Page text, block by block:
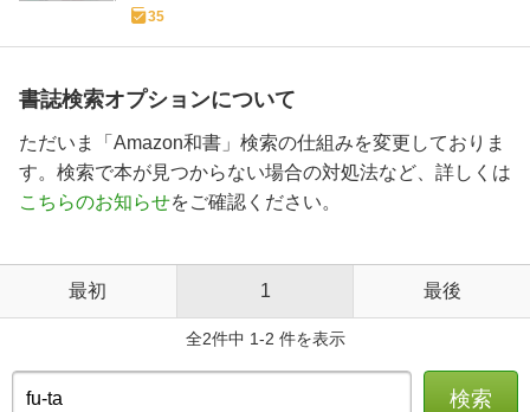
35
書誌検索オプションについて
ただいま「Amazon和書」検索の仕組みを変更しておりま
す。検索で本が見つからない場合の対処法など、詳しくは
こちらのお知らせをご確認ください。
最初 1 最後
全2件中 1-2 件を表示
検索